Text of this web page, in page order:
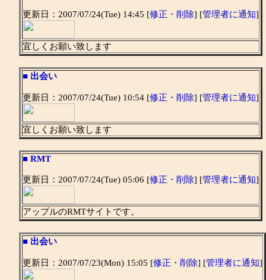
更新日：2007/07/24(Tue) 14:45 [修正・削除] [管理者に通知]
宜しくお願い致します
■ 出会い
更新日：2007/07/24(Tue) 10:54 [修正・削除] [管理者に通知]
宜しくお願い致します
■ RMT
更新日：2007/07/24(Tue) 05:06 [修正・削除] [管理者に通知]
アップルのRMTサイトです。
■ 出会い
更新日：2007/07/23(Mon) 15:05 [修正・削除] [管理者に通知]